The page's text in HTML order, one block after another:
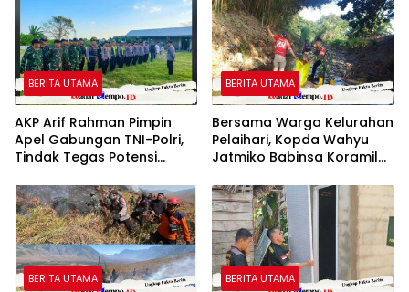
BERITA UTAMA
AKP Arif Rahman Pimpin
Apel Gabungan TNI-Polri,
Tindak Tegas Potensi
Puncak Acara Wong
Bodho Sidowungu
BERITA UTAMA
Bersama Warga Kelurahan
Pelaihari, Kopda Wahyu
Jatmiko Babinsa Koramil
bersih Sungai
BERITA UTAMA BERITA UTAMA